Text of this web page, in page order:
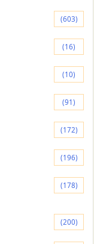
(603)
(16)
(10)
(91)
(172)
(196)
(178)
(200)